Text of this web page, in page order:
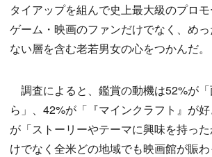
タイアップを組んで史上最大級のプロモ
ゲーム・映画のファンだけでなく、め
ない層を含む老若男女の心をつかんだ。
調査によると、鑑賞の動機は52%が
ら」、42%が「『マインクラフト』が
が「ストーリーやテーマに興味を持っ
けでなく全米どの地域でも映画館が賑わ